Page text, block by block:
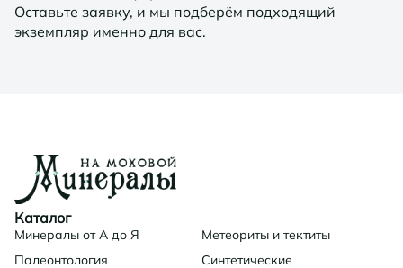
Оставьте заявку, и мы подберём подходящий
экземпляр именно для вас.
Каталог
Минералы от А до Я
Метеориты и тектиты
Палеонтология
Синтетические